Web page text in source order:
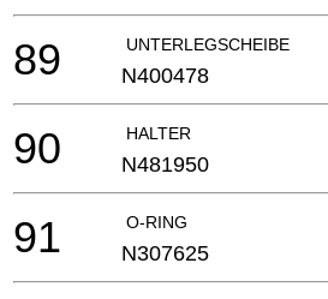
UNTERLEGSCHEIBE
89 N400478
HALTER
90 N481950
O-RING
91 N307625